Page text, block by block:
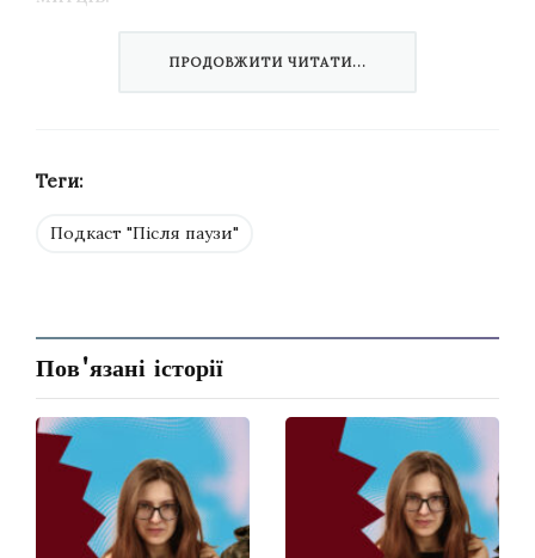
Авторка та ініціаторка подкасту
ПРОДОВЖИТИ ЧИТАТИ...
Теги:
Подкаст "Після паузи"
Пов'язані історії